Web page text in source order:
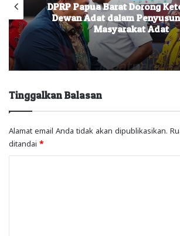
DPRP Papua Barat Dorong
Dewan Adat dalam
Masyarakat Adat
Tinggalkan Balasan
Alamat email Anda tidak akan dipublikasikan.
ditandai *